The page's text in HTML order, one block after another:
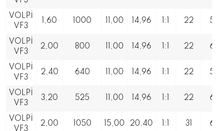
VOLPİ
VF3
1,60 1000 11,00 14,96 1:1 22
VOLPİ
VF3
2,00 800 11,00 14,96 1:1 22
VOLPİ
VF3
2,40 640 11,00 14,96 1:1 22
VOLPİ
VF3
3,20 525 11,00 14,96 1:1 22
VOLPİ
VF3
2,00 1050 15,00 20,40 1:1 31